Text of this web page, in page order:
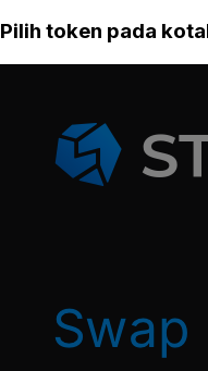
Pilih token pada